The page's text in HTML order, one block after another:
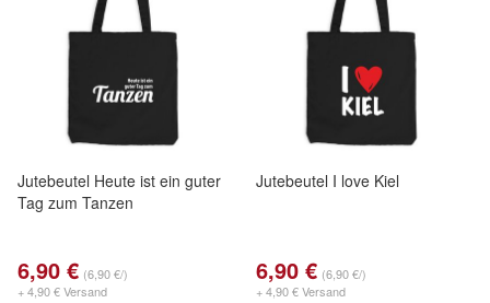
Jutebeutel Heute ist ein guter
Tag zum Tanzen
6,90 € (6,90 €/)
+ 4,90 € Versand
Jutebeutel I love Kiel
6,90 € (6,90 €/)
+ 4,90 € Versand